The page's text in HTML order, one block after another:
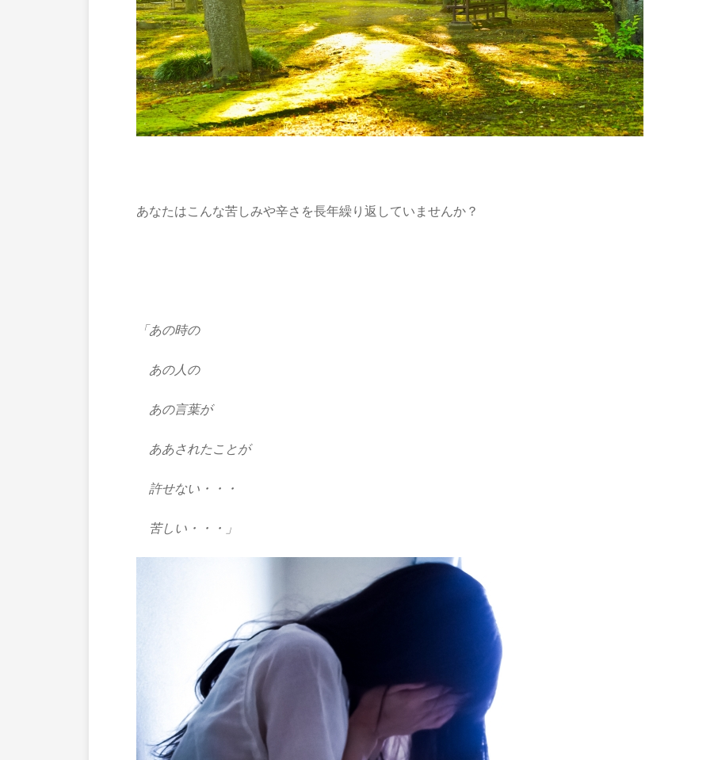
あなたはこんな苦しみや辛さを長年繰り返していませんか？
「あの時の
あの人の
あの言葉が
ああされたことが
許せない・・・
苦しい・・・」